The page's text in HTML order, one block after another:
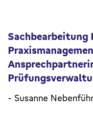
Sachbearbeitung
- Susanne